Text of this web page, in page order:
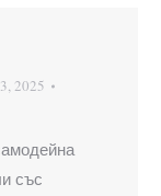
2025
със